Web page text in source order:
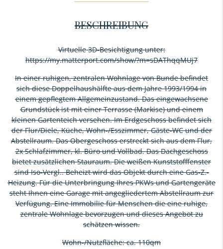
BESCHREIBUNG
Virtuelle 3D-Besichtigung unter:
https://my.matterport.com/show/?m=sDAThqqMUj7
In einer ruhigen, zentralen Wohnlage von Bunde befindet
sich diese Doppelhaushälfte aus dem Jahre 1993/1994 in
einem gepflegtem Allgemeinzustand. Das eingewachsene
Grundstück ist mit einer Terrasse (Markise) und einem
kleinen Gartenteich versehen. Im Erdgeschoss befindet sich
der Flur/Diele, Küche, Wohn-/Esszimmer, Gäste-WC und der
Abstellraum. Das Obergeschoss erstreckt sich aus dem Flur,
2x Schlafzimmer, kl. Büro und Vollbad. Das Dachgeschoss
bietet zusätzlichen Stauraum. Die weißen Kunststofffenster
sind Iso-Vergl.. Beheizt wird das Objekt durch eine Gas-Z.-
Heizung. Für die Unterbringung Ihres PKWs und Gartengeräte
steht Ihnen eine Garage mit angegliedertem Abstellraum zur
Verfügung. Eine Immobilie für Menschen die eine ruhige,
zentrale Wohnlage bevorzugen und dieses Angebot zu
schätzen wissen.
Wohn-/Nutzfläche: ca. 110qm